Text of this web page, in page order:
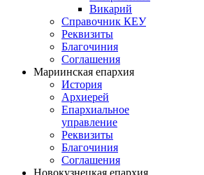
Викарий
Справочник КЕУ
Реквизиты
Благочиния
Соглашения
Мариинская епархия
История
Архиерей
Епархиальное
управление
Реквизиты
Благочиния
Соглашения